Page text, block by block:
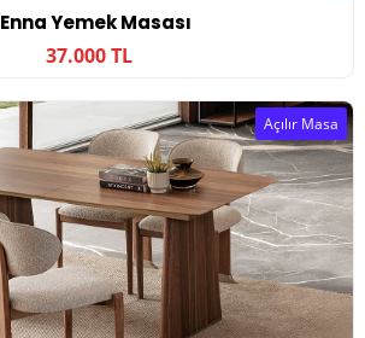
Enna Yemek Masası
37.000 TL
Açılır Masa